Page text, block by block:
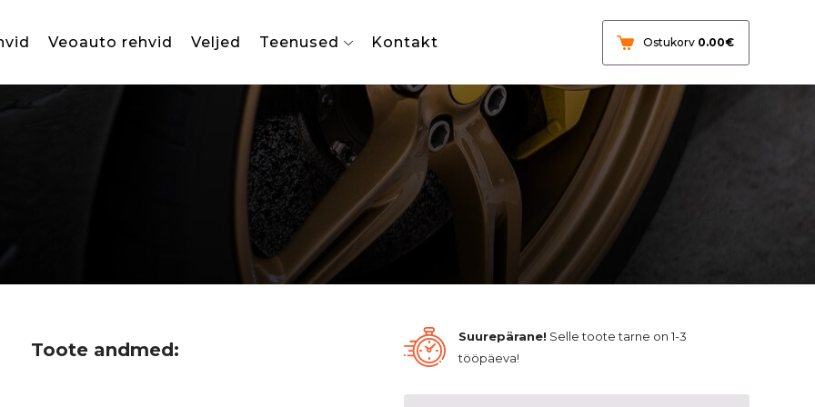
Veoauto rehvid Veljed Teenused Kontakt Ostukorv 0.00€
Toote andmed:
Suurepärane! Selle toote tarne on 1-3
tööpäeva!